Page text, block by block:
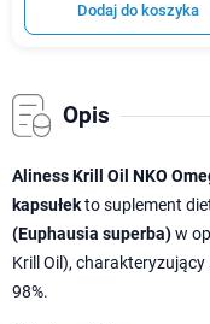
Dodaj do koszyka
Opis
Aliness Krill Oil NKO
kapsułekto suplement
(Euphausia superba)w
Krill Oil),
98%.